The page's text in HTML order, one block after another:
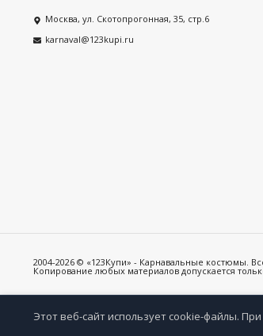
Москва, ул. Скотопрогонная, 35, стр.6
karnaval@123kupi.ru
2004-2026 © «123Купи» - Карнавальные костюмы.
Копирование любых материалов допускается
Этот веб-сайт использует cookie-файлы.